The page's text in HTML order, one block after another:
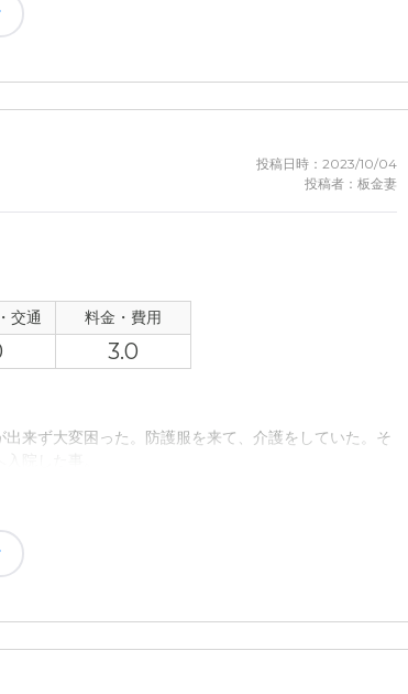
ば片付けられるのでとっておくことが出来なくなり、
設の中でお願いしているのに本人が外出時袋に入れて
からせてください」と言えば済むのにスタッフ間で情
る。名前もホテルみたいなのでそれで通った
作られているわけではないので機能訓練などのサービ
も少ないので自家用車やタクシーが必要
投稿日時：2023/10/04
投稿者：板金妻
交通 料金・費用
3.0
来ず大変困った。防護服を来て、介護をしていた。そ
、人情がある人が多かった。